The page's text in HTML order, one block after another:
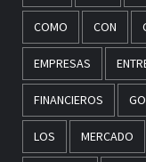
COMO CON
EMPRESAS
FINANCIEROS
LOS MERCADO